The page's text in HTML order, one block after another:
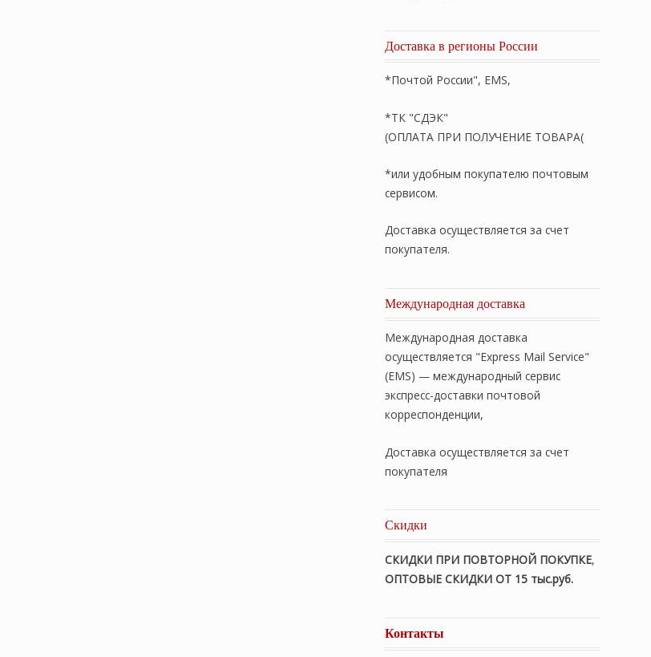
Доставка в регионы России
*Почтой России", EMS,
*ТК "СДЭК"
(ОПЛАТА ПРИ ПОЛУЧЕНИЕ ТОВАРА(
*или удобным покупателю почтовым
сервисом.
Доставка осуществляется за счет
покупателя.
Международная доставка
Международная доставка
осуществляется "Express Mail Service"
(EMS) — международный сервис
экспресс-доставки почтовой
корреспонденции,
Доставка осуществляется за счет
покупателя
Скидки
СКИДКИ ПРИ ПОВТОРНОЙ ПОКУПКЕ,
ОПТОВЫЕ СКИДКИ ОТ 15 тыс.руб.
Контакты